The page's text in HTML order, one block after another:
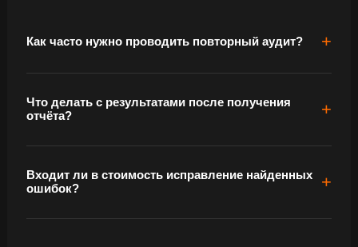
Как часто нужно проводить повторный аудит?
Что делать с результатами после получения
отчёта?
Входит ли в стоимость исправление найденных
ошибок?